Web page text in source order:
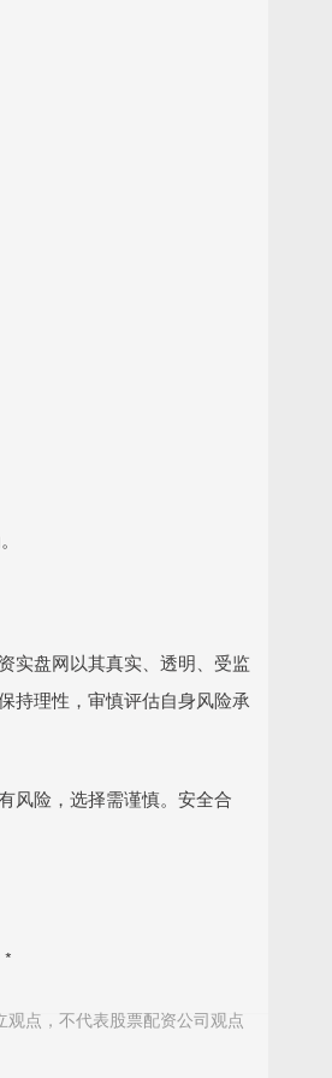
实盘网以其真实、透明、受监
持理性，审慎评估自身风险承
风险，选择需谨慎。安全合
观点，不代表股票配资公司观点